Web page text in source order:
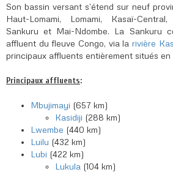
Son bassin versant s’étend sur neuf
Haut-Lomami, Lomami, Kasaï-
Sankuru et Mai-Ndombe. La Sankuru
affluent du fleuve Congo, via la rivière
principaux affluents entièrement situés en
Principaux affluents:
Mbujimayi (657 km)
Kasidiji (288 km)
Lwembe (440 km)
Luilu (432 km)
Lubi (422 km)
Lukula (104 km)